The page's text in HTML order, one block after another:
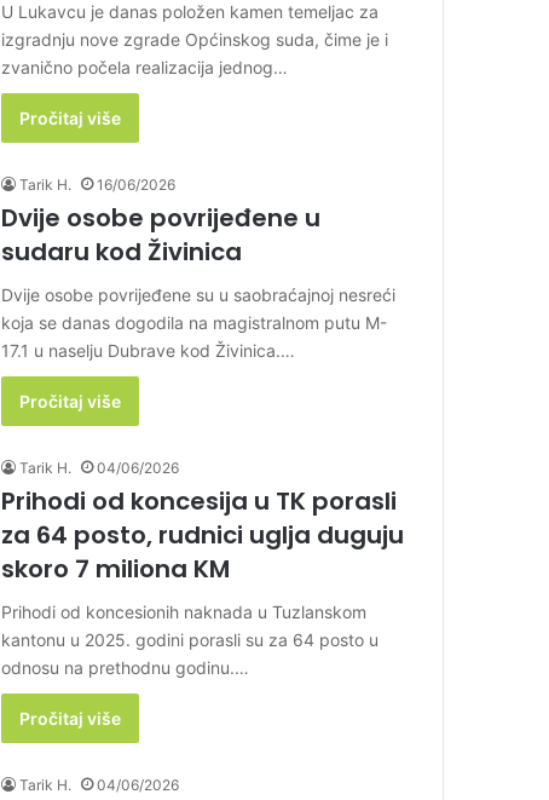
U Lukavcu je danas položen kamen temeljac za
izgradnju nove zgrade Općinskog suda, čime je i
zvanično počela realizacija jednog…
Pročitaj više
Tarik H. 16/06/2026
Dvije osobe povrijeđene u
sudaru kod Živinica
Dvije osobe povrijeđene su u saobraćajnoj nesreći
koja se danas dogodila na magistralnom putu M-
17.1 u naselju Dubrave kod Živinica.…
Pročitaj više
Tarik H. 04/06/2026
Prihodi od koncesija u TK porasli
za 64 posto, rudnici uglja duguju
skoro 7 miliona KM
Prihodi od koncesionih naknada u Tuzlanskom
kantonu u 2025. godini porasli su za 64 posto u
odnosu na prethodnu godinu.…
Pročitaj više
Tarik H. 04/06/2026